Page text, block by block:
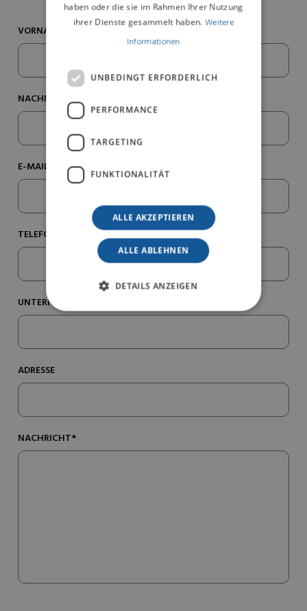
VORNAME*
NACHNAME*
E-MAIL*
TELEFONNUMMER*
UNTERNEHMEN/PRAXISNAME*
ADRESSE
NACHRICHT*
haben oder die sie im Rahmen Ihrer Nutzung
ihrer Dienste gesammelt haben. Weitere
Informationen
UNBEDINGT ERFORDERLICH
PERFORMANCE
TARGETING
FUNKTIONALITÄT
ALLE AKZEPTIEREN
ALLE ABLEHNEN
DETAILS ANZEIGEN